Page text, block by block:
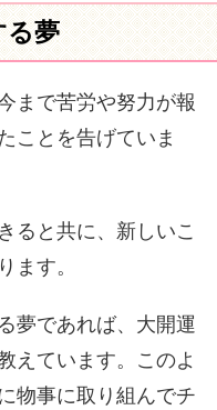
る夢
まで苦労や努力が報
ことを告げていま
ると共に、新しいこ
ます。
夢であれば、大開運
えています。このよ
物事に取り組んでチ